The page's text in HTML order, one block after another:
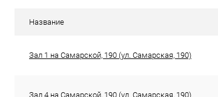
Название
Зал 1 на Самарской, 190 (ул. Самарская, 190)
Зал 4 на Самарской, 190 (ул. Самарская, 190)